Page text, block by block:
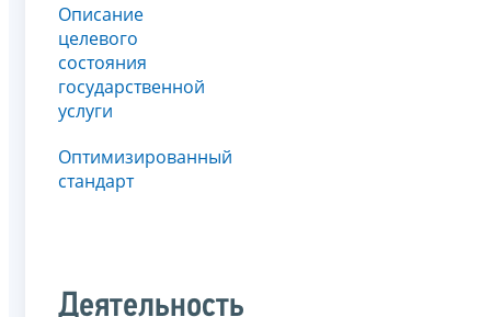
Описание
целевого
состояния
государственной
услуги
Оптимизированный
стандарт
Деятельность